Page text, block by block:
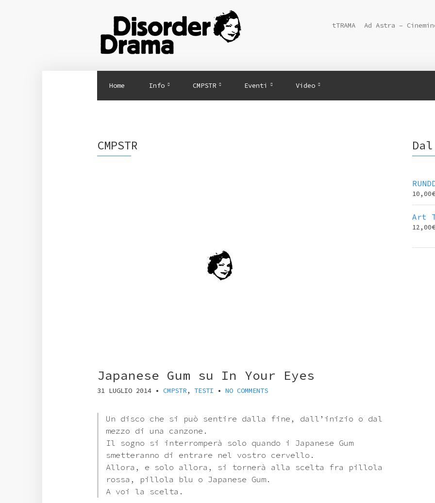
tTRAMA Ad Astra –
Home Info CMPSTR Eventi Video
CMPSTR
Japanese Gum su In Your Eyes
31 LUGLIO 2014• CMPSTR, TESTI • NO COMMENTS
Un disco che si può sentire dalla fine, dall’inizio o dal
mezzo di una canzone.
Il sogno si interromperà solo quando i Japanese Gum
smetteranno di entrare nel vostro cervello.
Allora, e solo allora, si tornerà alla scelta fra pillola
rossa, pillola blu o Japanese Gum.
A voi la scelta.
10,00
Art
12,00